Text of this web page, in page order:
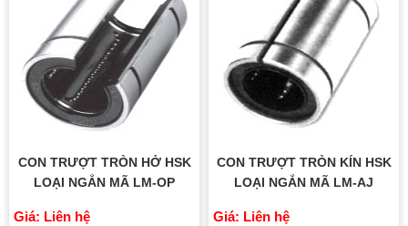
CON TRƯỢT TRÒN HỞ HSK
LOẠI NGẮN MÃ LM-OP
Giá: Liên hệ
CON TRƯỢT TRÒN KÍN HSK
LOẠI NGẮN MÃ LM-AJ
Giá: Liên hệ